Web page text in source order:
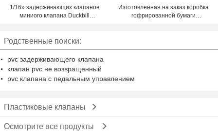
1/16» задерживающих клапанов
миниого клапана Duckbill
Изготовленная на заказ коробка
гофрированной бумаги
Родственные поиски:
pvc задерживающего клапана
клапан pvc не возвращенный
pvc клапана с педальным управлением
Пластиковые клапаны
Осмотрите все продукты